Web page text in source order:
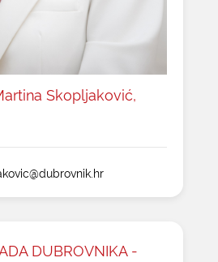
Skopljaković,
DUBROVNIKA -